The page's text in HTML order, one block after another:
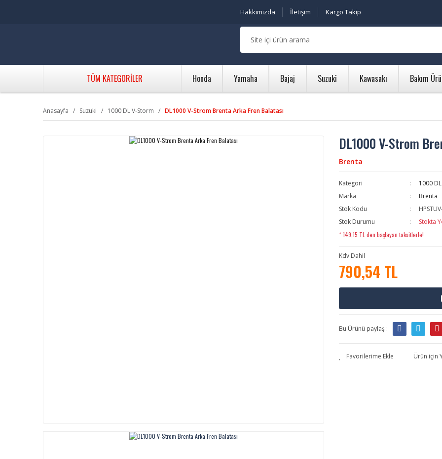
Hakkımızda İletişim Kargo Takip
TÜM KATEGORİLER Honda Yamaha Bajaj Suzuki Kawasakı Bakım
Anasayfa Suzuki 1000 DL V-Storm DL1000 V-Strom Brenta Arka Fren Balatası
DL1000 V-Strom
Brenta
Kategori
1000
Marka
Brenta
Stok Kodu
Stok Durumu
Stokta
* 149,15 TL den başlayan taksitlerle!
Kdv Dahil
790,54 TL
Bu Ürünü paylaş :
Ürün için